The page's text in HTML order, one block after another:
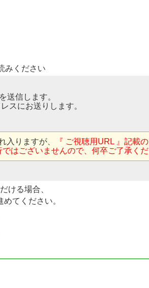
みください
を送信します。
スにお送りします。
入りますが、
『 ご視聴用URL 』記載
ではございませんので、何卒ご了承くだ
ける場合、
めてください。